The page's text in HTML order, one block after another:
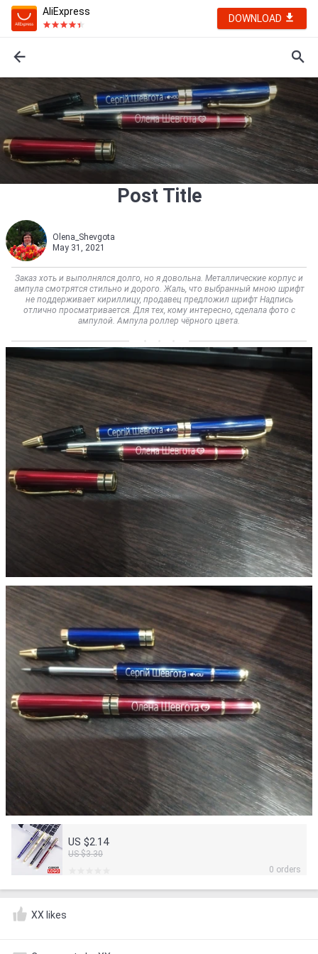
AliExpress
DOWNLOAD
Post Title
Olena_Shevgota
May 31, 2021
Заказ хоть и выполнялся долго, но я довольна. Металлические корпус и
ампула смотрятся стильно и дорого. Жаль, что выбранный мною шрифт
не поддерживает кириллицу, продавец предложил шрифт Надпись
отлично просматривается. Для тех, кому интересно, сделала фото с
ампулой. Ампула роллер чёрного цвета.
US $2.14
US $3.30
0 orders
XX likes